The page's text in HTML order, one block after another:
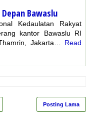
Bawaslu
Kedaulatan Rakyat
kantor Bawaslu RI
Jakarta…
Read
Posting Lama